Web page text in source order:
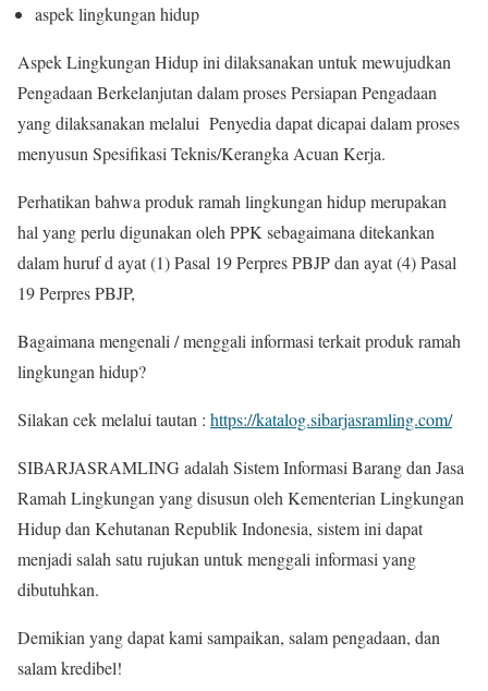
aspek lingkungan hidup
Aspek Lingkungan Hidup ini dilaksanakan untuk mewujudkan
Pengadaan Berkelanjutan dalam proses Persiapan Pengadaan
yang dilaksanakan melalui Penyedia dapat dicapai dalam proses
menyusun Spesifikasi Teknis/Kerangka Acuan Kerja.
Perhatikan bahwa produk ramah lingkungan hidup merupakan
hal yang perlu digunakan oleh PPK sebagaimana ditekankan
dalam huruf d ayat (1) Pasal 19 Perpres PBJP dan ayat (4) Pasal
19 Perpres PBJP,
Bagaimana mengenali / menggali informasi terkait produk ramah
lingkungan hidup?
Silakan cek melalui tautan : https://katalog.sibarjasramling.com/
SIBARJASRAMLING adalah Sistem Informasi Barang dan Jasa
Ramah Lingkungan yang disusun oleh Kementerian Lingkungan
Hidup dan Kehutanan Republik Indonesia, sistem ini dapat
menjadi salah satu rujukan untuk menggali informasi yang
dibutuhkan.
Demikian yang dapat kami sampaikan, salam pengadaan, dan
salam kredibel!